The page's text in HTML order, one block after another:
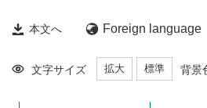
本文へ Foreign language
文字サイズ 拡大 標準 背景